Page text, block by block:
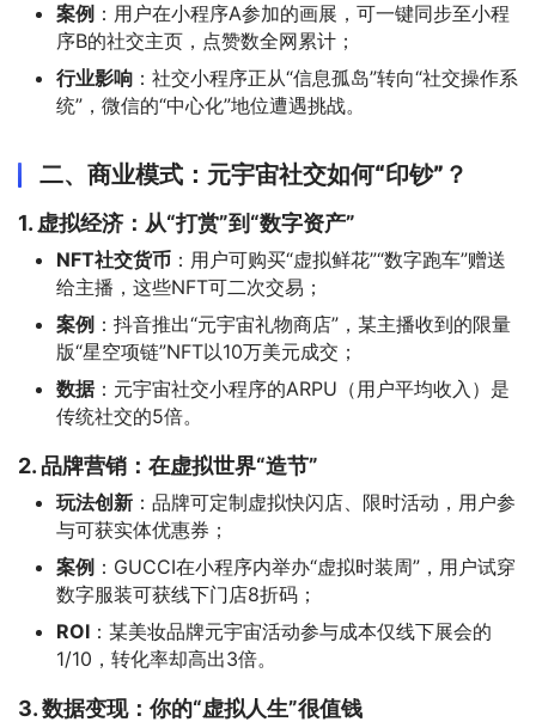
案例 ：用户在小程序A参加的画展，可一键同步至小程
序B的社交主页，点赞数全网累计；
行业影响 ：社交小程序正从“信息孤岛”转向“社交操作系
统”，微信的“中心化”地位遭遇挑战。
二、商业模式：元宇宙社交如何“印钞”？
1. 虚拟经济：从“打赏”到“数字资产”
NFT社交货币 ：用户可购买“虚拟鲜花”“数字跑车”赠送
给主播，这些NFT可二次交易；
案例 ：抖音推出“元宇宙礼物商店”，某主播收到的限量
版“星空项链”NFT以10万美元成交；
数据：元宇宙社交小程序的ARPU（用户平均收入）是
传统社交的5倍。
2. 品牌营销：在虚拟世界“造节”
玩法创新 ：品牌可定制虚拟快闪店、限时活动，用户参
与可获实体优惠券；
案例 ：GUCCI在小程序内举办“虚拟时装周”，用户试穿
数字服装可获线下门店8折码；
ROI ：某美妆品牌元宇宙活动参与成本仅线下展会的
1/10，转化率却高出3倍。
3. 数据变现：你的“虚拟人生”很值钱